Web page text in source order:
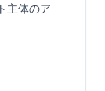
主体のア